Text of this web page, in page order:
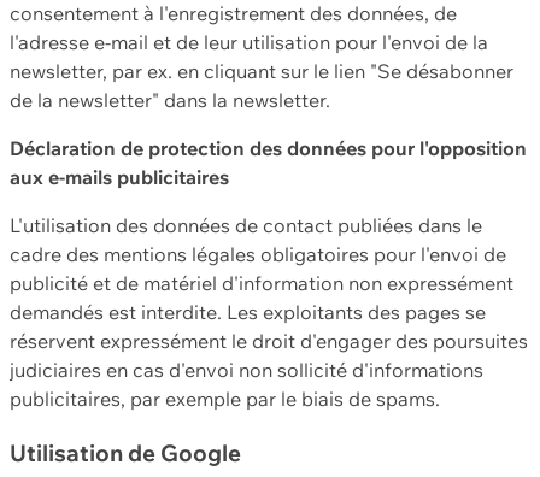
consentement à l'enregistrement des données, de
l'adresse e-mail et de leur utilisation pour l'envoi de la
newsletter, par ex. en cliquant sur le lien "Se désabonner
de la newsletter" dans la newsletter.
Déclaration de protection des données pour l'opposition
aux e-mails publicitaires
L'utilisation des données de contact publiées dans le
cadre des mentions légales obligatoires pour l'envoi de
publicité et de matériel d'information non expressément
demandés est interdite. Les exploitants des pages se
réservent expressément le droit d'engager des poursuites
judiciaires en cas d'envoi non sollicité d'informations
publicitaires, par exemple par le biais de spams.
Utilisation de Google